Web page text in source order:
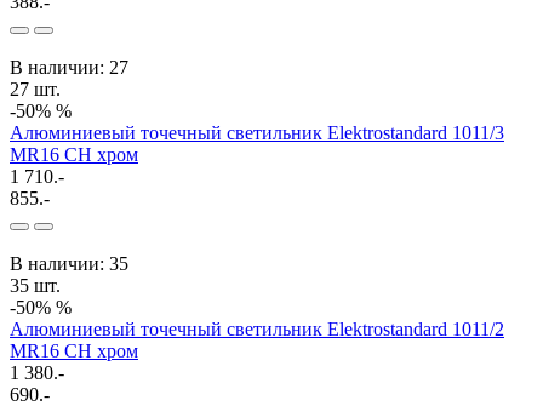
В наличии: 27
27 шт.
-50% %
Алюминиевый точечный светильник Elektrostandard 1011/3
MR16 CH хром
1 710.-
855.-
В наличии: 35
35 шт.
-50% %
Алюминиевый точечный светильник Elektrostandard 1011/2
MR16 CH хром
1 380.-
690.-